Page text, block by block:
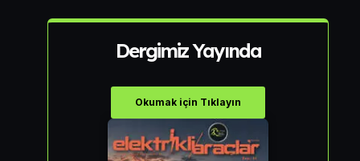
Dergimiz Yayında
Okumak için Tıklayın